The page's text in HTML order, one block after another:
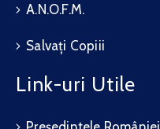
A.N.O.F.M.
Salvați Copiii
Link-uri Utile